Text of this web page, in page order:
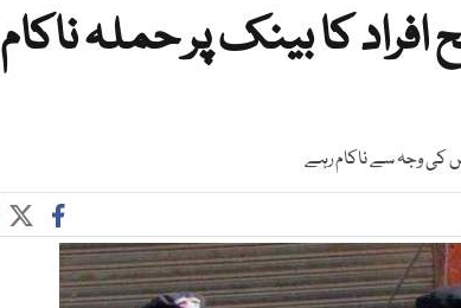
کا بینک پر حملہ ناکام
کی وجہ سے ناکام رہے